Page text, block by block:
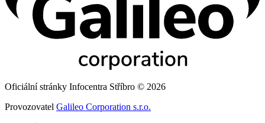
Oficiální stránky Infocentra Stříbro © 2026
Provozovatel Galileo Corporation s.r.o.